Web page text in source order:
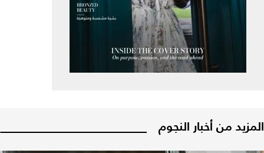
المزيد من أخبار النجوم